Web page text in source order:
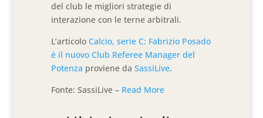
del club le migliori strategie di
interazione con le terne arbitrali.
L’articoloCalcio, serie C: Fabrizio Posado
è il nuovo Club Referee Manager del
Potenza proviene daSassiLive.
Fonte: SassiLive – Read More